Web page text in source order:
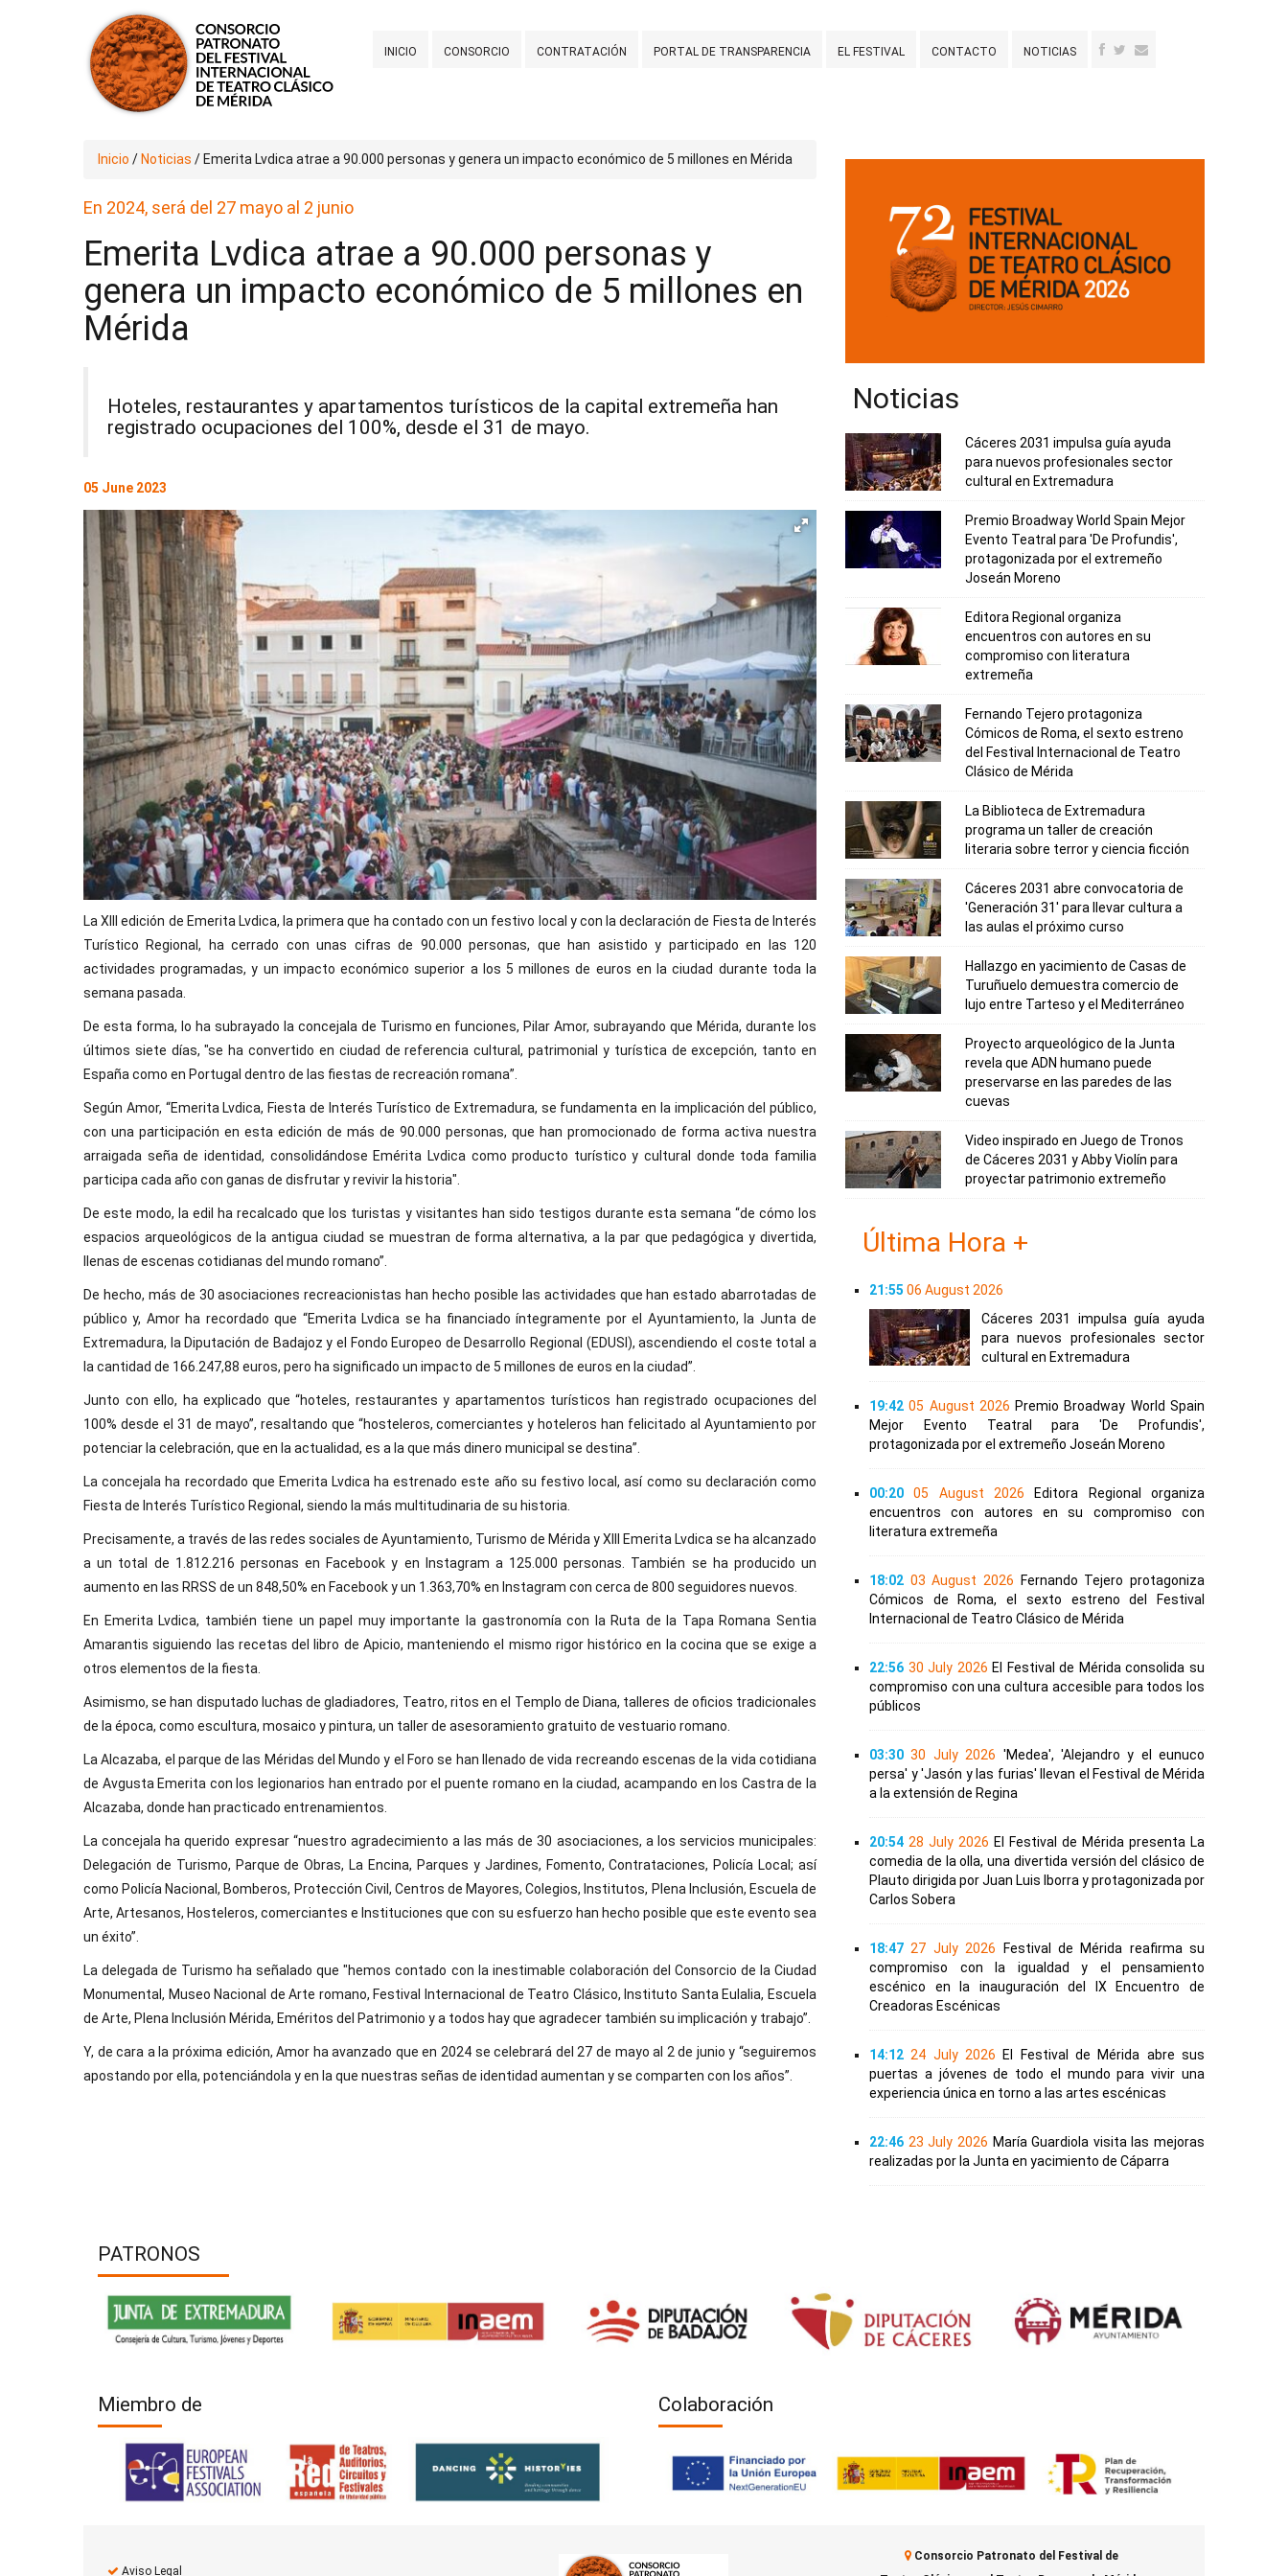
INICIO CONSORCIO CONTRATACIÓN PORTAL DE TRANSPARENCIA EL FESTIVAL CONTACTO NOTICIAS
Inicio / Noticias / Emerita Lvdica atrae a 90.000 personas y genera un impacto económico de 5 millones en Mérida
En 2024, será del 27 mayo al 2 junio
Emerita Lvdica atrae a 90.000 personas y
genera un impacto económico de 5 millones en
Mérida
Hoteles, restaurantes y apartamentos turísticos de la capital extremeña han
registrado ocupaciones del 100%, desde el 31 de mayo.
05 June 2023
La XIII edición de Emerita Lvdica, la primera que ha contado con un festivo local y con la declaración de Fiesta de Interés
Turístico Regional, ha cerrado con unas cifras de 90.000 personas, que han asistido y participado en las 120
actividades programadas, y un impacto económico superior a los 5 millones de euros en la ciudad durante toda la
semana pasada.
De esta forma, lo ha subrayado la concejala de Turismo en funciones, Pilar Amor, subrayando que Mérida, durante los
últimos siete días, "se ha convertido en ciudad de referencia cultural, patrimonial y turística de excepción, tanto en
España como en Portugal dentro de las fiestas de recreación romana”.
Según Amor, “Emerita Lvdica, Fiesta de Interés Turístico de Extremadura, se fundamenta en la implicación del público,
con una participación en esta edición de más de 90.000 personas, que han promocionado de forma activa nuestra
arraigada seña de identidad, consolidándose Emérita Lvdica como producto turístico y cultural donde toda familia
participa cada año con ganas de disfrutar y revivir la historia".
De este modo, la edil ha recalcado que los turistas y visitantes han sido testigos durante esta semana “de cómo los
espacios arqueológicos de la antigua ciudad se muestran de forma alternativa, a la par que pedagógica y divertida,
llenas de escenas cotidianas del mundo romano”.
De hecho, más de 30 asociaciones recreacionistas han hecho posible las actividades que han estado abarrotadas de
público y, Amor ha recordado que “Emerita Lvdica se ha financiado íntegramente por el Ayuntamiento, la Junta de
Extremadura, la Diputación de Badajoz y el Fondo Europeo de Desarrollo Regional (EDUSI), ascendiendo el coste total a
la cantidad de 166.247,88 euros, pero ha significado un impacto de 5 millones de euros en la ciudad”.
Junto con ello, ha explicado que “hoteles, restaurantes y apartamentos turísticos han registrado ocupaciones del
100% desde el 31 de mayo”, resaltando que “hosteleros, comerciantes y hoteleros han felicitado al Ayuntamiento por
potenciar la celebración, que en la actualidad, es a la que más dinero municipal se destina”.
La concejala ha recordado que Emerita Lvdica ha estrenado este año su festivo local, así como su declaración como
Fiesta de Interés Turístico Regional, siendo la más multitudinaria de su historia.
Precisamente, a través de las redes sociales de Ayuntamiento, Turismo de Mérida y XIII Emerita Lvdica se ha alcanzado
a un total de 1.812.216 personas en Facebook y en Instagram a 125.000 personas. También se ha producido un
aumento en las RRSS de un 848,50% en Facebook y un 1.363,70% en Instagram con cerca de 800 seguidores nuevos.
En Emerita Lvdica, también tiene un papel muy importante la gastronomía con la Ruta de la Tapa Romana Sentia
Amarantis siguiendo las recetas del libro de Apicio, manteniendo el mismo rigor histórico en la cocina que se exige a
otros elementos de la fiesta.
Asimismo, se han disputado luchas de gladiadores, Teatro, ritos en el Templo de Diana, talleres de oficios tradicionales
de la época, como escultura, mosaico y pintura, un taller de asesoramiento gratuito de vestuario romano.
La Alcazaba, el parque de las Méridas del Mundo y el Foro se han llenado de vida recreando escenas de la vida cotidiana
de Avgusta Emerita con los legionarios han entrado por el puente romano en la ciudad, acampando en los Castra de la
Alcazaba, donde han practicado entrenamientos.
La concejala ha querido expresar “nuestro agradecimiento a las más de 30 asociaciones, a los servicios municipales:
Delegación de Turismo, Parque de Obras, La Encina, Parques y Jardines, Fomento, Contrataciones, Policía Local; así
como Policía Nacional, Bomberos, Protección Civil, Centros de Mayores, Colegios, Institutos, Plena Inclusión, Escuela de
Arte, Artesanos, Hosteleros, comerciantes e Instituciones que con su esfuerzo han hecho posible que este evento sea
un éxito”.
La delegada de Turismo ha señalado que "hemos contado con la inestimable colaboración del Consorcio de la Ciudad
Monumental, Museo Nacional de Arte romano, Festival Internacional de Teatro Clásico, Instituto Santa Eulalia, Escuela
de Arte, Plena Inclusión Mérida, Eméritos del Patrimonio y a todos hay que agradecer también su implicación y trabajo”.
Y, de cara a la próxima edición, Amor ha avanzado que en 2024 se celebrará del 27 de mayo al 2 de junio y “seguiremos
apostando por ella, potenciándola y en la que nuestras señas de identidad aumentan y se comparten con los años”.
Noticias
Cáceres 2031 impulsa guía ayuda
para nuevos profesionales sector
cultural en Extremadura
Premio Broadway World Spain Mejor
Evento Teatral para 'De Profundis',
protagonizada por el extremeño
Joseán Moreno
Editora Regional organiza
encuentros con autores en su
compromiso con literatura
extremeña
Fernando Tejero protagoniza
Cómicos de Roma, el sexto estreno
del Festival Internacional de Teatro
Clásico de Mérida
La Biblioteca de Extremadura
programa un taller de creación
literaria sobre terror y ciencia ficción
Cáceres 2031 abre convocatoria de
'Generación 31' para llevar cultura a
las aulas el próximo curso
Hallazgo en yacimiento de Casas de
Turuñuelo demuestra comercio de
lujo entre Tarteso y el Mediterráneo
Proyecto arqueológico de la Junta
revela que ADN humano puede
preservarse en las paredes de las
cuevas
Video inspirado en Juego de Tronos
de Cáceres 2031 y Abby Violín para
proyectar patrimonio extremeño
Última Hora +
21:55 06 August 2026
Cáceres 2031 impulsa guía ayuda
para nuevos profesionales sector
cultural en Extremadura
19:42 05 August 2026 Premio Broadway World Spain
Mejor Evento Teatral para 'De Profundis',
protagonizada por el extremeño Joseán Moreno
00:20 05 August 2026
Editora Regional organiza
encuentros con autores en su compromiso con
literatura extremeña
18:02 03 August 2026
Fernando Tejero protagoniza
Cómicos de Roma, el sexto estreno del Festival
Internacional de Teatro Clásico de Mérida
22:56 30 July 2026 El Festival de Mérida consolida su
compromiso con una cultura accesible para todos los
públicos
03:30 30 July 2026 'Medea', 'Alejandro y el eunuco
persa' y 'Jasón y las furias' llevan el Festival de Mérida
a la extensión de Regina
20:54 28 July 2026 El Festival de Mérida presenta La
comedia de la olla, una divertida versión del clásico de
Plauto dirigida por Juan Luis Iborra y protagonizada por
Carlos Sobera
18:47 27 July 2026
Festival de Mérida reafirma su
compromiso con la igualdad y el pensamiento
escénico en la inauguración del IX Encuentro de
Creadoras Escénicas
14:12 24 July 2026
El Festival de Mérida abre sus
puertas a jóvenes de todo el mundo para vivir una
experiencia única en torno a las artes escénicas
22:46 23 July 2026 María Guardiola visita las mejoras
realizadas por la Junta en yacimiento de Cáparra
PATRONOS
Miembro de Colaboración
Aviso Legal
Consorcio Patronato del Festival de